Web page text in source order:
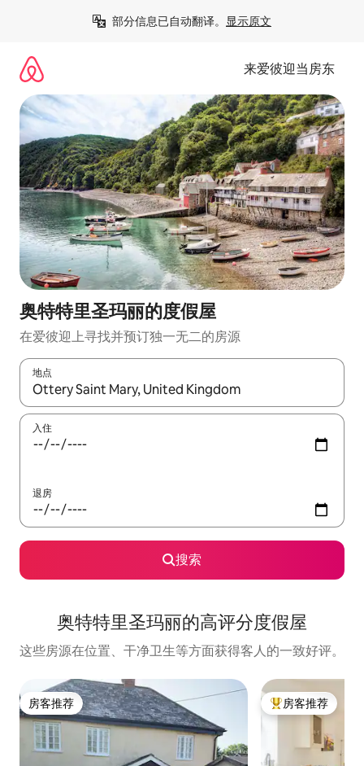
部分信息已自动翻译。 显示原文
来爱彼迎当房东
奥特特里圣玛丽的度假屋
在爱彼迎上寻找并预订独一无二的房源
地点
如有搜索结果，请使用上下方向键查看，或通过点击或滑动手势
入住
退房
搜索
奥特特里圣玛丽的高评分度假屋
这些房源在位置、干净卫生等方面获得客人的一致好评。
房客推荐
房客推荐 热门「房客推荐」
房客推荐